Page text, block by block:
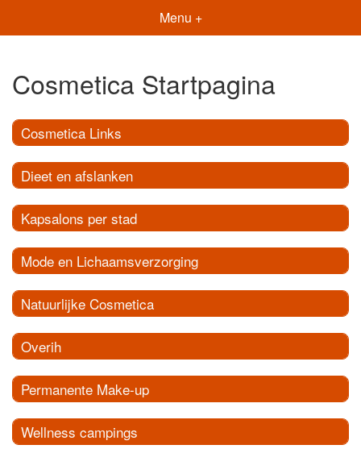
Menu +
Cosmetica Startpagina
Cosmetica Links
Dieet en afslanken
Kapsalons per stad
Mode en Lichaamsverzorging
Natuurlijke Cosmetica
Overih
Permanente Make-up
Wellness campings